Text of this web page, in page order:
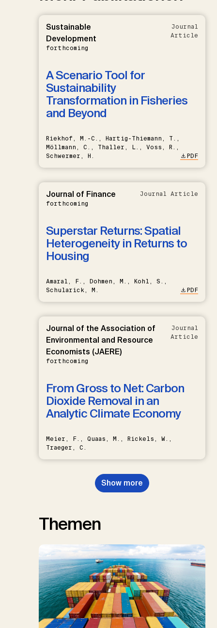
Sustainable
Development
forthcoming
Journal
Article
A Scenario Tool for
Sustainability
Transformation in Fisheries
and Beyond
Riekhof, M.-C., Hartig-Thiemann, T.,
Möllmann, C., Thaller, L., Voss, R.,
Schwermer, H.
PDF
Journal of Finance
forthcoming
Journal Article
Superstar Returns: Spatial
Heterogeneity in Returns to
Housing
Amaral, F., Dohmen, M., Kohl, S.,
Schularick, M.
PDF
Journal of the Association of
Environmental and Resource
Economists (JAERE)
forthcoming
Journal
Article
From Gross to Net: Carbon
Dioxide Removal in an
Analytic Climate Economy
Meier, F., Quaas, M., Rickels, W.,
Traeger, C.
Show more
Themen